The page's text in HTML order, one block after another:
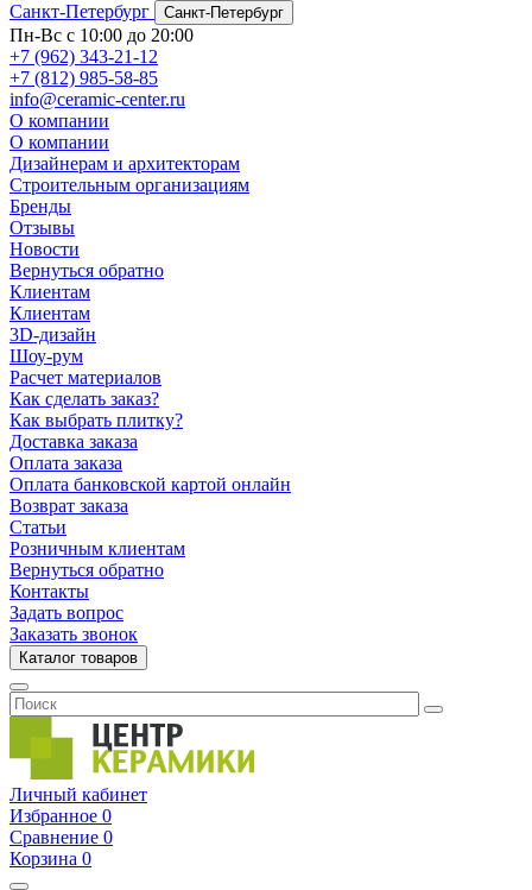
Санкт-Петербург
Санкт-Петербург
Пн-Вс с 10:00 до 20:00
+7 (962) 343-21-12
+7 (812) 985-58-85
info@ceramic-center.ru
О компании
О компании
Дизайнерам и архитекторам
Строительным организациям
Бренды
Отзывы
Новости
Вернуться обратно
Клиентам
Клиентам
3D-дизайн
Шоу-рум
Расчет материалов
Как сделать заказ?
Как выбрать плитку?
Доставка заказа
Оплата заказа
Оплата банковской картой онлайн
Возврат заказа
Статьи
Розничным клиентам
Вернуться обратно
Контакты
Задать вопрос
Заказать звонок
Каталог товаров
Личный кабинет
Избранное 0
Сравнение 0
Корзина 0